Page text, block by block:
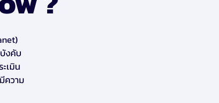
งคับ
เมิน
ความ